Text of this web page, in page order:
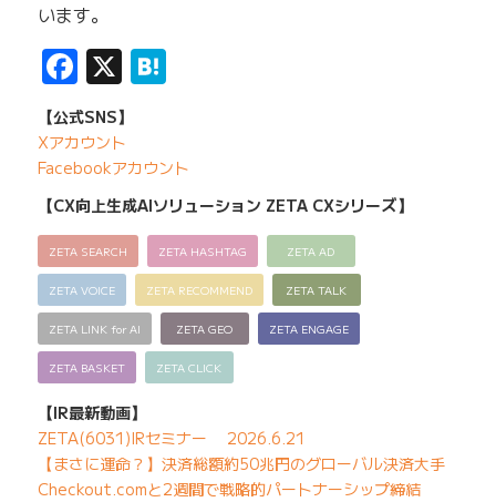
います。
Facebook
X Hatena
【公式SNS】
Xアカウント
Facebookアカウント
【CX向上生成AIソリューション ZETA CXシリーズ】
ZETA SEARCH ZETA HASHTAG ZETA AD
ZETA VOICE ZETA RECOMMEND ZETA TALK
ZETA LINK for AI ZETA GEO ZETA ENGAGE
ZETA BASKET ZETA CLICK
【IR最新動画】
ZETA(6031)IRセミナー 2026.6.21
【まさに運命？】決済総額約50兆円のグローバル決済大手
Checkout.comと2週間で戦略的パートナーシップ締結